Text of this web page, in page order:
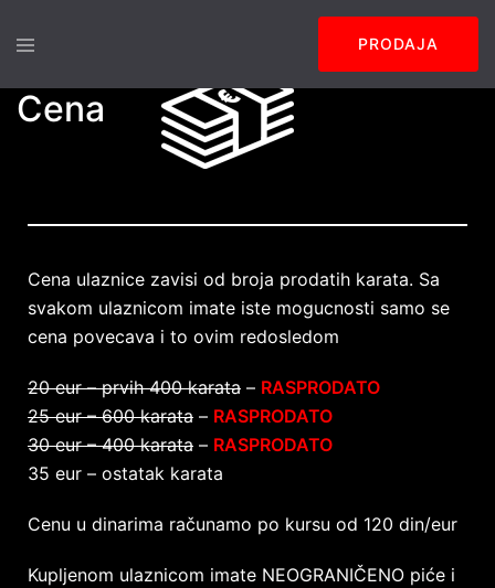
PRODAJA
Cena
Cena ulaznice zavisi od broja prodatih karata. Sa
svakom ulaznicom imate iste mogucnosti samo se
cena povecava i to ovim redosledom
20 eur – prvih 400 karata – RASPRODATO
25 eur – 600 karata – RASPRODATO
30 eur – 400 karata – RASPRODATO
35 eur – ostatak karata
Cenu u dinarima računamo po kursu od 120 din/eur
Kupljenom ulaznicom imate NEOGRANIČENO piće i